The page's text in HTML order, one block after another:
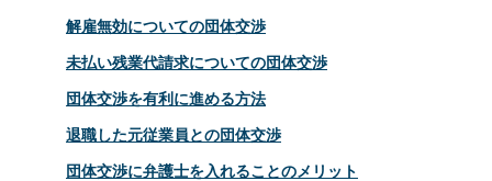
解雇無効についての団体交渉
未払い残業代請求についての団体交渉
団体交渉を有利に進める方法
退職した元従業員との団体交渉
団体交渉に弁護士を入れることのメリット